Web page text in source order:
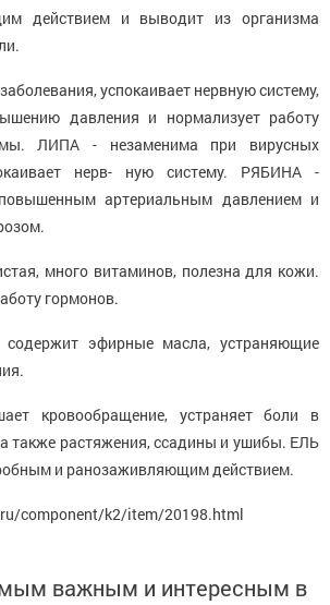
действием и выводит из организма
успокаивает нервную систему,
давления и нормализует работу
ЛИПА - незаменима при вирусных
нерв- ную систему. РЯБИНА -
артериальным давлением и
много витаминов, полезна для кожи.
гормонов.
эфирные масла, устраняющие
кровообращение, устраняет боли в
также растяжения, ссадины и ушибы. ЕЛЬ
и ранозаживляющим действием.
component/k2/item/20198.html
важным и интересным в